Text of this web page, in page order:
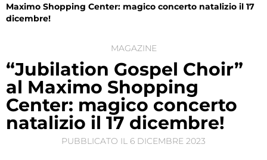
Maximo Shopping Center: magico concerto natalizio il 17
dicembre!
MAGAZINE
“Jubilation Gospel Choir”
al Maximo Shopping
Center: magico concerto
natalizio il 17 dicembre!
PUBBLICATO IL 6 DICEMBRE 2023